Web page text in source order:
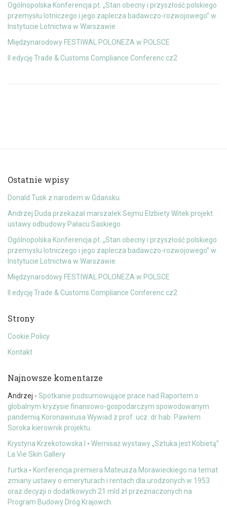
Ogólnopolska Konferencja pt. „Stan obecny i przyszłość polskiego
przemysłu lotniczego i jego zaplecza badawczo-rozwojowego” w
Instytucie Lotnictwa w Warszawie
Międzynarodowy FESTIWAL POLONEZA w POLSCE
II edycję Trade & Customs Compliance Conferenc cz2
Ostatnie wpisy
Donald Tusk z narodem w Gdańsku
Andrzej Duda przekazał marszałek Sejmu Elżbiety Witek projekt
ustawy odbudowy Pałacu Saskiego
Ogólnopolska Konferencja pt. „Stan obecny i przyszłość polskiego
przemysłu lotniczego i jego zaplecza badawczo-rozwojowego” w
Instytucie Lotnictwa w Warszawie
Międzynarodowy FESTIWAL POLONEZA w POLSCE
II edycję Trade & Customs Compliance Conferenc cz2
Strony
Cookie Policy
Kontakt
Najnowsze komentarze
Andrzej - Spotkanie podsumowujące prace nad Raportem o
globalnym kryzysie finansowo-gospodarczym spowodowanym
pandemią Koronawirusa Wywiad z prof. ucz. dr hab. Pawłem
Soroka kierownik projektu.
Krystyna Krzekotowska I
- Wernisaż wystawy „Sztuka jest Kobietą”
La Vie Skin Gallery
furtka - Konferencja premiera Mateusza Morawieckiego na temat
zmiany ustawy o emeryturach i rentach dla urodzonych w 1953
oraz decyzji o dodatkowych 21 mld zł przeznaczonych na
Program Budowy Dróg Krajowch.